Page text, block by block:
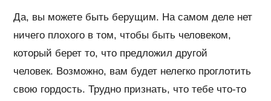
Да, вы можете быть берущим. На самом деле нет
ничего плохого в том, чтобы быть человеком,
который берет то, что предложил другой
человек. Возможно, вам будет нелегко проглотить
свою гордость. Трудно признать, что тебе что-то